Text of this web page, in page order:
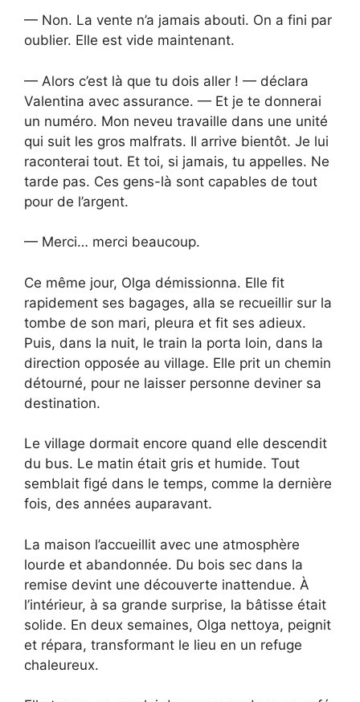
— Non. La vente n’a jamais abouti. On a fini par
oublier. Elle est vide maintenant.
— Alors c’est là que tu dois aller ! — déclara
Valentina avec assurance. — Et je te donnerai
un numéro. Mon neveu travaille dans une unité
qui suit les gros malfrats. Il arrive bientôt. Je lui
raconterai tout. Et toi, si jamais, tu appelles. Ne
tarde pas. Ces gens-là sont capables de tout
pour de l’argent.
— Merci… merci beaucoup.
Ce même jour, Olga démissionna. Elle fit
rapidement ses bagages, alla se recueillir sur la
tombe de son mari, pleura et fit ses adieux.
Puis, dans la nuit, le train la porta loin, dans la
direction opposée au village. Elle prit un chemin
détourné, pour ne laisser personne deviner sa
destination.
Le village dormait encore quand elle descendit
du bus. Le matin était gris et humide. Tout
semblait figé dans le temps, comme la dernière
fois, des années auparavant.
La maison l’accueillit avec une atmosphère
lourde et abandonnée. Du bois sec dans la
remise devint une découverte inattendue. À
l’intérieur, à sa grande surprise, la bâtisse était
solide. En deux semaines, Olga nettoya, peignit
et répara, transformant le lieu en un refuge
chaleureux.